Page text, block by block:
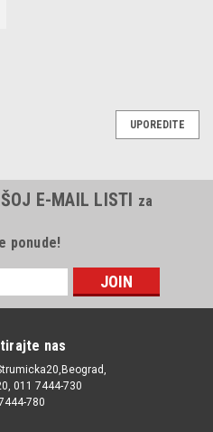
UPOREDITE
E-MAIL LISTI za
ponude!
nas
011 7444-730
780